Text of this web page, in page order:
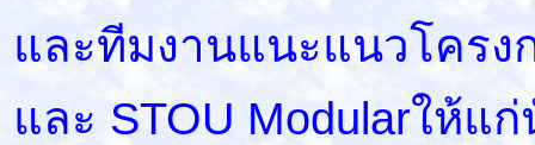
และทีมงานแนะแนวโคร
และ STOU Modularให้แ